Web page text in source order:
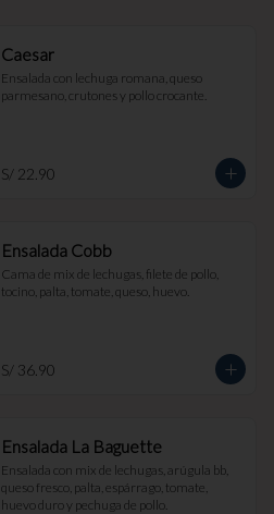
Caesar
Ensalada con lechuga romana, queso
parmesano, crutones y pollo crocante.
S/ 22.90
Ensalada Cobb
Cama de mix de lechugas, filete de pollo,
tocino, palta, tomate, queso, huevo.
S/ 36.90
Ensalada La Baguette
Ensalada con mix de lechugas, arúgula bb,
queso fresco, palta, espárrago, tomate,
huevo duro y pechuga de pollo.